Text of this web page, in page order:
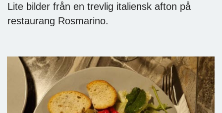
Lite bilder från en trevlig italiensk afton på
restaurang Rosmarino.